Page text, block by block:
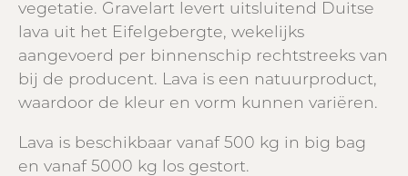
vegetatie. Gravelart levert uitsluitend Duitse
lava uit het Eifelgebergte, wekelijks
aangevoerd per binnenschip rechtstreeks van
bij de producent. Lava is een natuurproduct,
waardoor de kleur en vorm kunnen variëren.
Lava is beschikbaar vanaf 500 kg in big bag
en vanaf 5000 kg los gestort.